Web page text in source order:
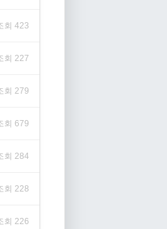
회 423
회 227
회 279
회 679
회 284
회 228
회 226